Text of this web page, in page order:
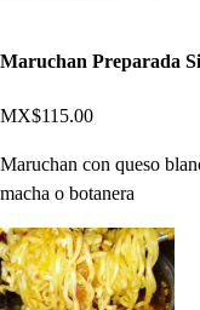
Maruchan Preparada
MX$115.00
Maruchan con queso
macha o botanera